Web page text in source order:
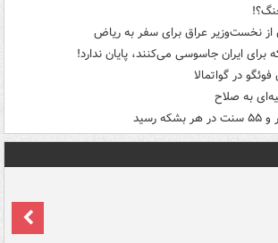
نخست‌وزیر عراق برای سفر به ریاض
برای ایران جاسوسی می‌کنند، پایان ندارد!
در گواتمالا
به صلاح